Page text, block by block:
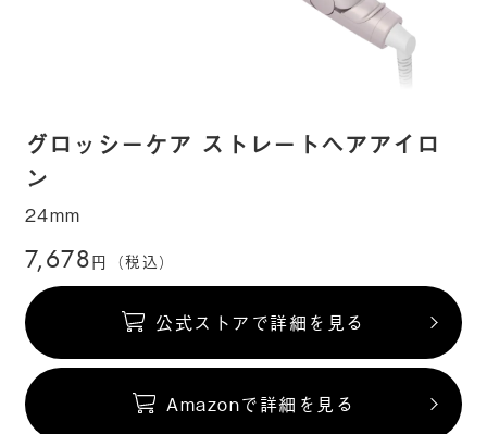
グロッシーケア ストレートヘアアイロ
ン
24mm
7,678円（税込）
公式ストアで詳細を見る
Amazonで詳細を見る